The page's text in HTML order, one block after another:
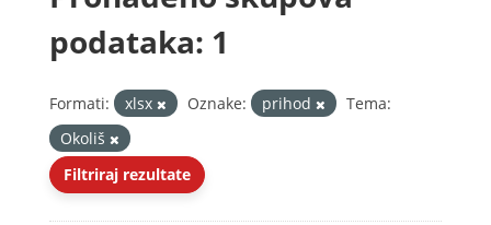
podataka: 1
Formati: xlsx Oznake: prihod
Tema:
Okoliš
Filtriraj rezultate